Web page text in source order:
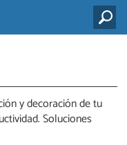
y decoración de tu
Soluciones